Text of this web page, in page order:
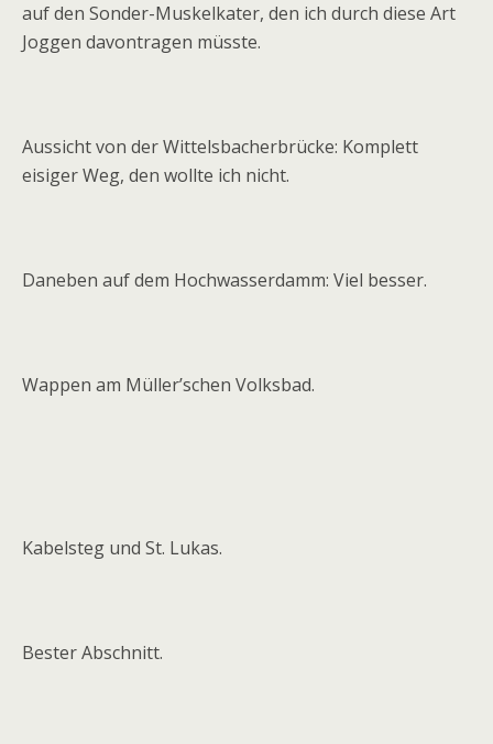
auf den Sonder-Muskelkater, den ich durch diese Art
Joggen davontragen müsste.
Aussicht von der Wittelsbacherbrücke: Komplett
eisiger Weg, den wollte ich nicht.
Daneben auf dem Hochwasserdamm: Viel besser.
Wappen am Müller’schen Volksbad.
Kabelsteg und St. Lukas.
Bester Abschnitt.